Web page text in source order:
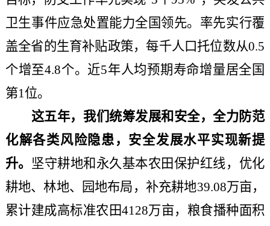
卫生事件应急处置能力全国领先。率先实行覆
盖全省的生育补贴政策，每千人口托位数从0.5
个增至4.8个。近5年人均预期寿命增量居全国
第1位。
这五年，我们统筹发展和安全，全力防范
化解各类风险隐患，安全发展水平实现新提
升。 坚守耕地和永久基本农田保护红线，优化
耕地、林地、园地布局，补充耕地39.08万亩，
累计建成高标准农田4128万亩，粮食播种面积